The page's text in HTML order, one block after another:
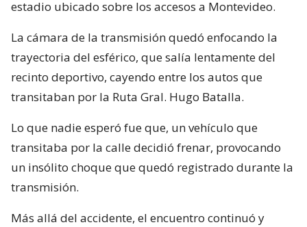
estadio ubicado sobre los accesos a Montevideo.
La cámara de la transmisión quedó enfocando la
trayectoria del esférico, que salía lentamente del
recinto deportivo, cayendo entre los autos que
transitaban por la Ruta Gral. Hugo Batalla.
Lo que nadie esperó fue que, un vehículo que
transitaba por la calle decidió frenar, provocando
un insólito choque que quedó registrado durante la
transmisión.
Más allá del accidente, el encuentro continuó y